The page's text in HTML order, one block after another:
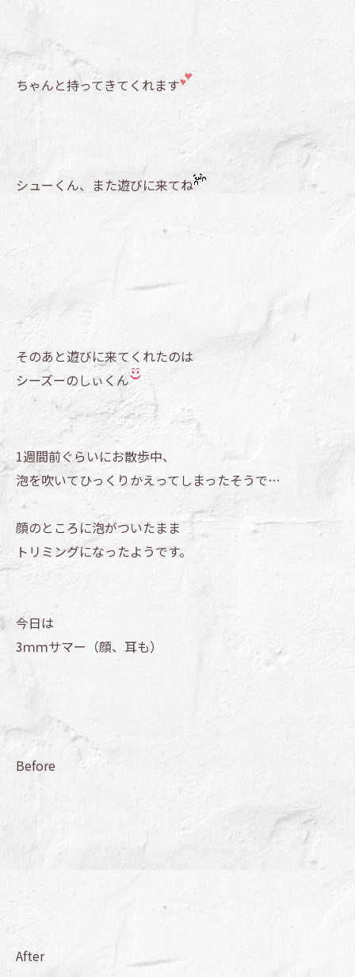
ちゃんと持ってきてくれます
シューくん、また遊びに来てね
そのあと遊びに来てくれたのは
シーズーのしぃくん
1週間前ぐらいにお散歩中、
泡を吹いてひっくりかえってしまったそうで…
顔のところに泡がついたまま
トリミングになったようです。
今日は
3ｍｍサマー（顔、耳も）
Before
After